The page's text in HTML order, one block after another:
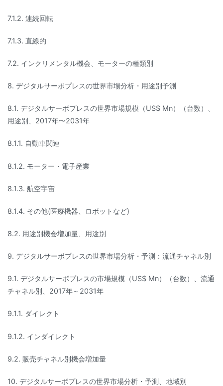
7.1.2. 連続回転
7.1.3. 直線的
7.2. インクリメンタル機会、モーターの種類別
8. デジタルサーボプレスの世界市場分析・用途別予測
8.1. デジタルサーボプレスの世界市場規模（US$ Mn）（台数）、
用途別、2017年〜2031年
8.1.1. 自動車関連
8.1.2. モーター・電子産業
8.1.3. 航空宇宙
8.1.4. その他(医療機器、ロボットなど)
8.2. 用途別機会増加量、用途別
9. デジタルサーボプレスの世界市場分析・予測：流通チャネル別
9.1. デジタルサーボプレスの市場規模（US$ Mn）（台数）、流通
チャネル別、2017年～2031年
9.1.1. ダイレクト
9.1.2. インダイレクト
9.2. 販売チャネル別機会増加量
10. デジタルサーボプレスの世界市場分析・予測、地域別